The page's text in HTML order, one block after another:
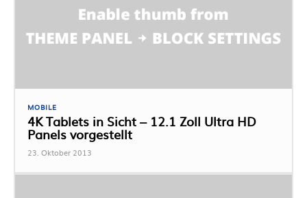
MOBILE
4K Tablets in Sicht – 12.1 Zoll Ultra HD
Panels vorgestellt
23. Oktober 2013